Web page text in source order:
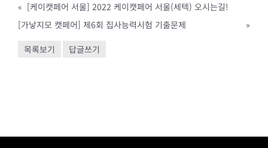
« [케이캣페어 서울] 2022 케이캣페어 서울(세텍) 오시는길!
[가낳지모 캣페어] 제6회 집사능력시험 기출문제
»
목록보기 답글쓰기